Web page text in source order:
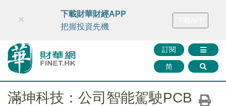
財華智庫網 FINTV FINMETA 財華證券 媒體矩陣
訂閱
简
×
下載財華財經APP
把握投資先機
滿坤科技：公司智能駕駛PCB